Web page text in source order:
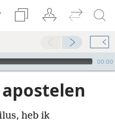
00:00
heb ik